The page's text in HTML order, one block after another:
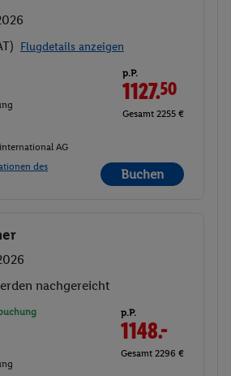
Flugdetails anzeigen
p.P.
1127.50
Gesamt 2255 €
AG
des
Buchen
nachgereicht
p.P.
1148.-
Gesamt 2296 €